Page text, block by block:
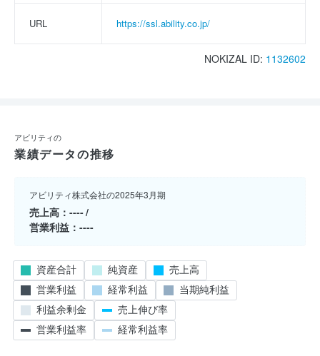
URL https://ssl.ability.co.jp/
NOKIZAL ID: 1132602
アビリティの
業績データの推移
アビリティ株式会社の2025年3月期
売上高
----
営業利益
----
資産合計 純資産
売上高
営業利益
経常利益
当期純利益
利益余剰金
売上伸び率
営業利益率
経常利益率